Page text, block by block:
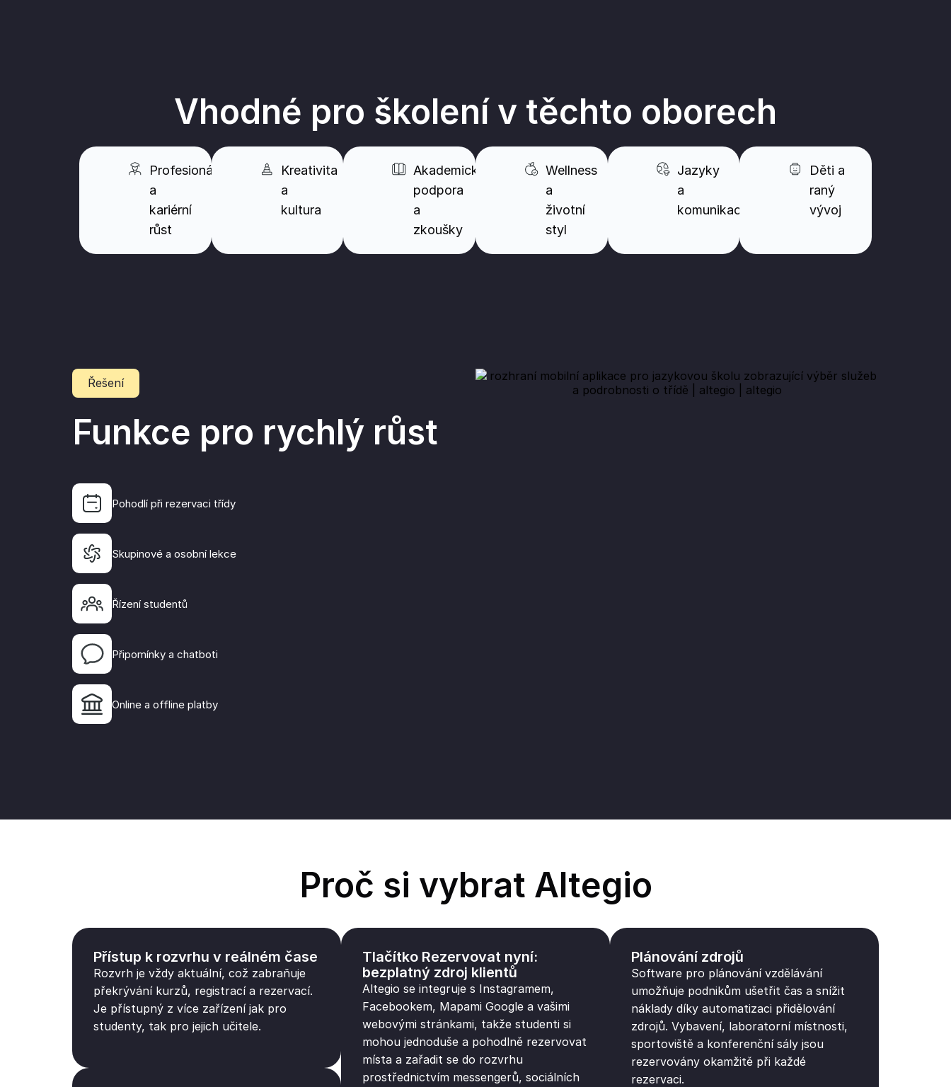
Vhodné pro školení v těchto oborech
Profesionálové
a
kariérní
růst
Kreativita
a
kultura
Akademická
podpora
a
zkoušky
Wellness
a
životní
styl
Jazyky
a
komunikace
Děti a
raný
vývoj
Řešení
Funkce pro rychlý růst
Pohodlí při rezervaci třídy
Skupinové a osobní lekce
Řízení studentů
Všechny kontakty na studenty, rezervace
komunikaci.
Připomínky a chatboti
Online a offline platby
Proč si vybrat Altegio
Přístup k rozvrhu v reálném čase
Rozvrh je vždy aktuální, což zabraňuje
překrývání kurzů, registrací a rezervací.
Je přístupný z více zařízení jak pro
studenty, tak pro jejich učitele.
Tlačítko Rezervovat nyní:
bezplatný zdroj klientů
Altegio se integruje s Instagramem,
Facebookem, Mapami Google a vašimi
webovými stránkami, takže studenti si
mohou jednoduše a pohodlně rezervovat
místa a zařadit se do rozvrhu
prostřednictvím messengerů, sociálních
Plánování zdrojů
Software pro plánování vzdělávání
umožňuje podnikům ušetřit čas a snížit
náklady díky automatizaci přidělování
zdrojů. Vybavení, laboratorní místnosti,
sportoviště a konferenční sály jsou
rezervovány okamžitě při každé
rezervaci.